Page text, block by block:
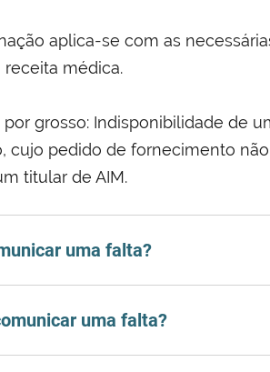
aplica-se com as
receita médica.
por grosso: Indisponibilidade de
cujo pedido de fornecimento
titular de AIM.
uma falta?
uma falta?